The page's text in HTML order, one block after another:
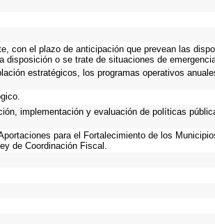
el plazo de anticipación que prevean las
o se trate de situaciones de
estratégicos, los programas operativos
implementación y evaluación de políticas
para el Fortalecimiento de los
de Coordinación Fiscal.